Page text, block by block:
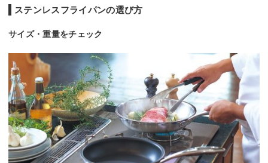
ステンレスフライパンの選び方
サイズ・重量をチェック